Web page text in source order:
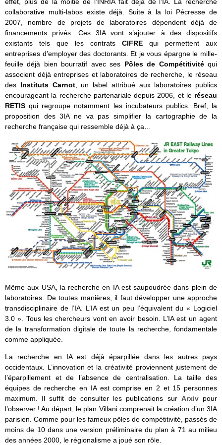
collaborative multi-labos existe déjà. Suite à la loi Pécresse de
2007, nombre de projets de laboratoires dépendent déjà de
financements privés. Ces 3IA vont s’ajouter à des dispositifs
existants tels que les contrats CIFRE qui permettent aux
entreprises d’employer des doctorants. Et je vous épargne le mille-
feuille déjà bien bourratif avec ses Pôles de Compétitivitéqui
associent déjà entreprises et laboratoires de recherche, le réseau
des Instituts Carnot, un label attribué aux laboratoires publics
encourageant la recherche partenariale depuis 2006, et le réseau
RETIS qui regroupe notamment les incubateurs publics. Bref, la
proposition des 3IA ne va pas simplifier la cartographie de la
recherche française qui ressemble déjà à ça…
Même aux USA, la recherche en IA est saupoudrée dans plein de
laboratoires. De toutes manières, il faut développer une approche
transdisciplinaire de l’IA. L’IA est un peu l’équivalent du « Logiciel
3.0 ». Tous les chercheurs vont en avoir besoin. L’IA est un agent
de la transformation digitale de toute la recherche, fondamentale
comme appliquée.
La recherche en IA est déjà éparpillée dans les autres pays
occidentaux. L’innovation et la créativité proviennent justement de
l’éparpillement et de l’absence de centralisation. La taille des
équipes de recherche en IA est comprise en 2 et 15 personnes
maximum. Il suffit de consulter les publications sur Arxivpour
l’observer ! Au départ, le plan Villani comprenait la création d’un 3IA
parisien. Comme pour les fameux pôles de compétitivité, passés de
moins de 10 dans une version préliminaire du plan à 71 au milieu
des années 2000, le régionalisme a joué son rôle.